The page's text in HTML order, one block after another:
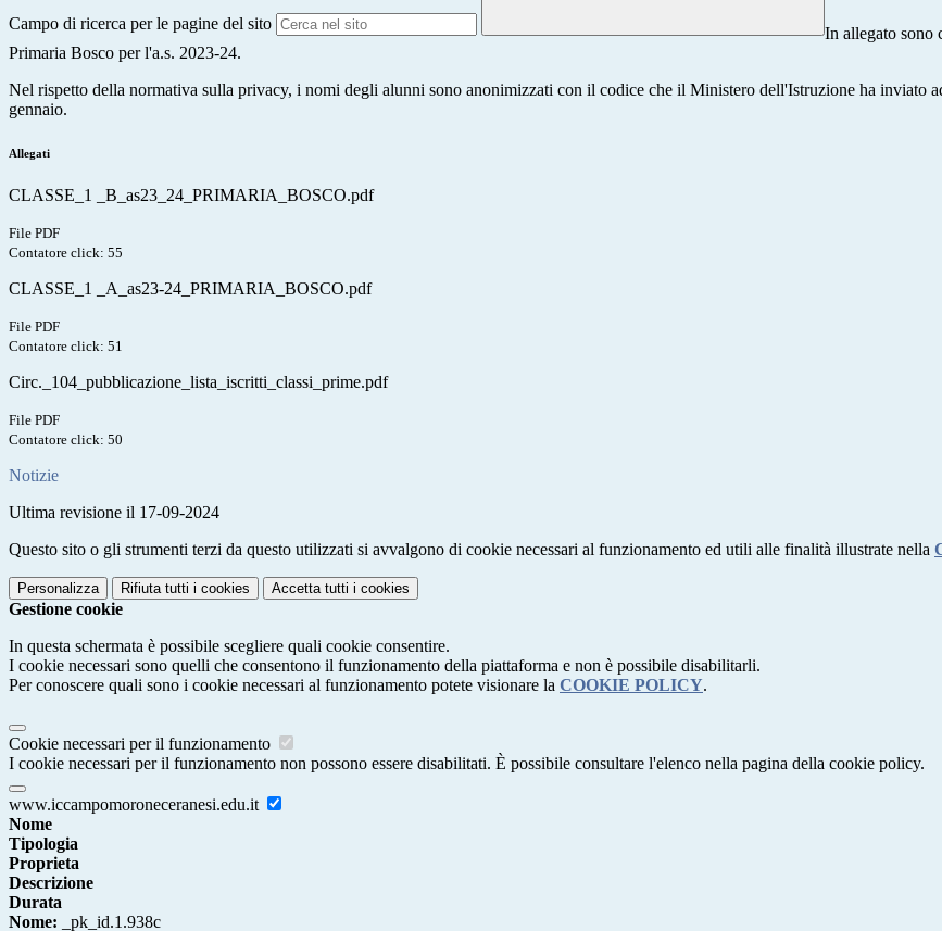
Campo di ricerca per le pagine del sito
In allegato sono
Primaria Bosco per l'a.s. 2023-24.
Nel rispetto della normativa sulla privacy, i nomi degli alunni sono anonimizzati con il codice che il Ministero dell'Istruzione ha inviato
gennaio.
Allegati
CLASSE_1 _B_as23_24_PRIMARIA_BOSCO.pdf
File PDF
Contatore click: 55
CLASSE_1 _A_as23-24_PRIMARIA_BOSCO.pdf
File PDF
Contatore click: 51
Circ._104_pubblicazione_lista_iscritti_classi_prime.pdf
File PDF
Contatore click: 50
Notizie
Ultima revisione il 17-09-2024
Questo sito o gli strumenti terzi da questo utilizzati si avvalgono di cookie necessari al funzionamento ed utili alle finalità illustrate nella
Personalizza Rifiuta tutti i cookies Accetta tutti i cookies
Gestione cookie
In questa schermata è possibile scegliere quali cookie consentire.
I cookie necessari sono quelli che consentono il funzionamento della piattaforma e non è possibile disabilitarli.
Per conoscere quali sono i cookie necessari al funzionamento potete visionare la COOKIE POLICY.
Cookie necessari per il funzionamento
I cookie necessari per il funzionamento non possono essere disabilitati. È possibile consultare l'elenco nella pagina della cookie policy.
www.iccampomoroneceranesi.edu.it
Nome
Tipologia
Proprieta
Descrizione
Durata
Nome: _pk_id.1.938c